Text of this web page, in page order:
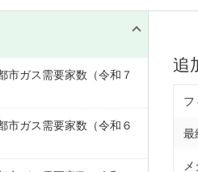
市ガス需要家数（令和７
市ガス需要家数（令和６
追
フ
最